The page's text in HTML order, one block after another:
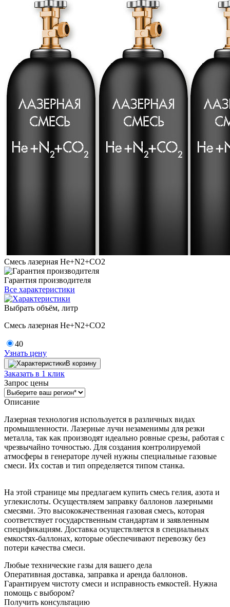
Смесь лазерная He+N2+СO2
Гарантия производителя
Все характеристики
Выбрать объём, литр
Смесь лазерная He+N2+СO2
40
Узнать цену
В корзину
Заказать в 1 клик
Запрос цены
Описание
Лазерная технология используется в различных видах
промышленности. Лазерные лучи незаменимы для резки
металла, так как производят идеально ровные срезы, работая с
чрезвычайно точностью. Для создания контролируемой
атмосферы в генераторе лучей нужны специальные газовые
смеси. Их состав и тип определяется типом станка.
На этой странице мы предлагаем купить смесь гелия, азота и
углекислоты. Осуществляем заправку баллонов лазерными
смесями. Это высококачественная газовая смесь, которая
соответствует государственным стандартам и заявленным
спецификациям. Доставка осуществляется в специальных
емкостях-баллонах, которые обеспечивают перевозку без
потери качества смеси.
Любые технические газы для вашего дела
Оперативная доставка, заправка и аренда баллонов.
Гарантируем чистоту смеси и исправность емкостей. Нужна
помощь с выбором?
Получить консультацию